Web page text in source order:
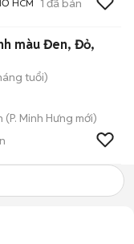
HCM
màu Đen, Đỏ,
tuổi)
(P. Minh Hưng mới)